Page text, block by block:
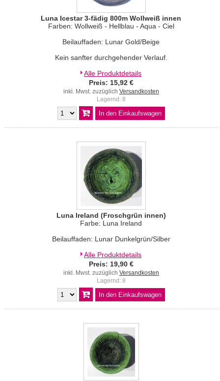
Luna Icestar 3-fädig 800m Wollweiß innen
Farben: Wollweiß - Hellblau - Aqua - Ciel
Beilauffaden: Lunar Gold/Beige
Kein sanfter durchgehender Verlauf.
Alle Produktdetails
Preis: 15,92 €
inkl. Mwst. zuzüglich Versandkosten
Lagernd: 8
Luna Ireland (Froschgrün innen)
Farbe: Luna Ireland
Beilauffaden: Lunar Dunkelgrün/Silber
Alle Produktdetails
Preis: 19,90 €
inkl. Mwst. zuzüglich Versandkosten
Lagernd: 8